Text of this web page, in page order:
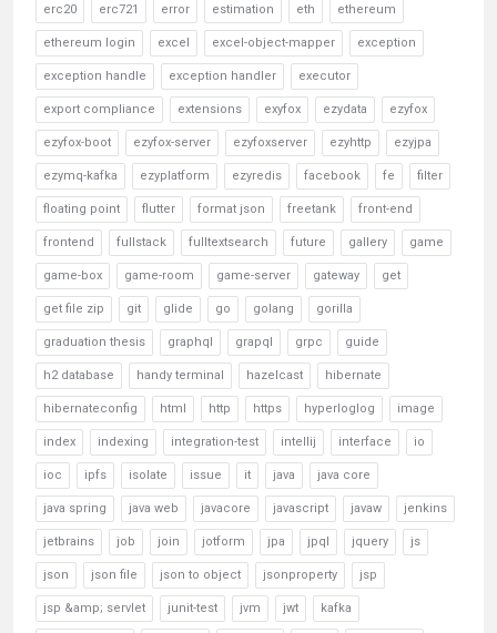
erc20 erc721 error estimation eth ethereum
ethereum login excel excel-object-mapper exception
exception handle exception handler executor
export compliance extensions exyfox ezydata ezyfox
ezyfox-boot ezyfox-server ezyfoxserver ezyhttp ezyjpa
ezymq-kafka ezyplatform ezyredis facebook fe filter
floating point flutter format json freetank front-end
frontend fullstack fulltextsearch future gallery game
game-box game-room game-server gateway get
get file zip git glide go golang gorilla
graduation thesis graphql grapql grpc guide
h2 database handy terminal hazelcast hibernate
hibernateconfig html http https hyperloglog image
index indexing integration-test intellij interface io
ioc ipfs isolate issue it java java core
java spring java web javacore javascript javaw jenkins
jetbrains job join jotform jpa jpql jquery js
json json file json to object jsonproperty jsp
jsp &amp; servlet junit-test jvm jwt kafka